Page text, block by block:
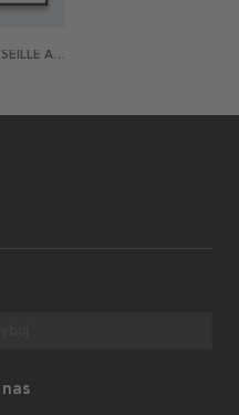
PLAKAT MARSEILLE ABSTRACT